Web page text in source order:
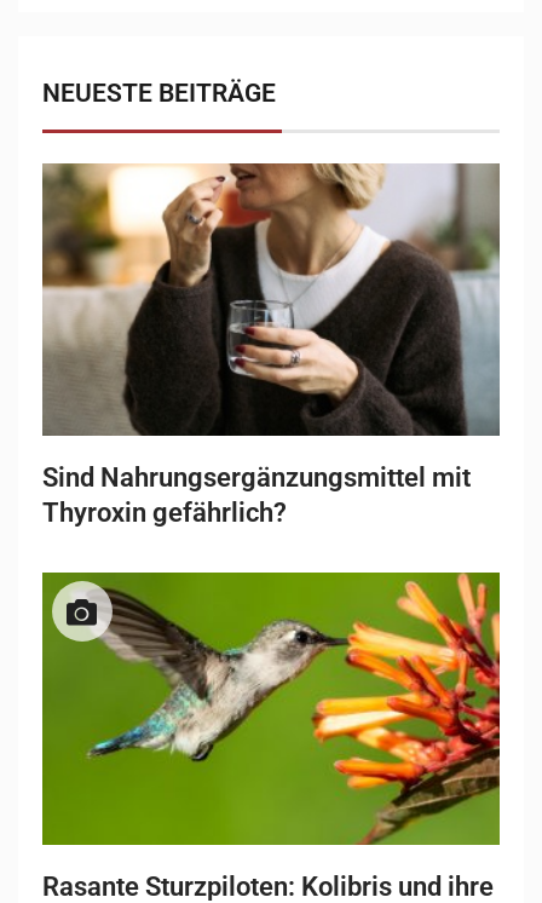
NEUESTE BEITRÄGE
Sind Nahrungsergänzungsmittel mit
Thyroxin gefährlich?
Rasante Sturzpiloten: Kolibris und ihre